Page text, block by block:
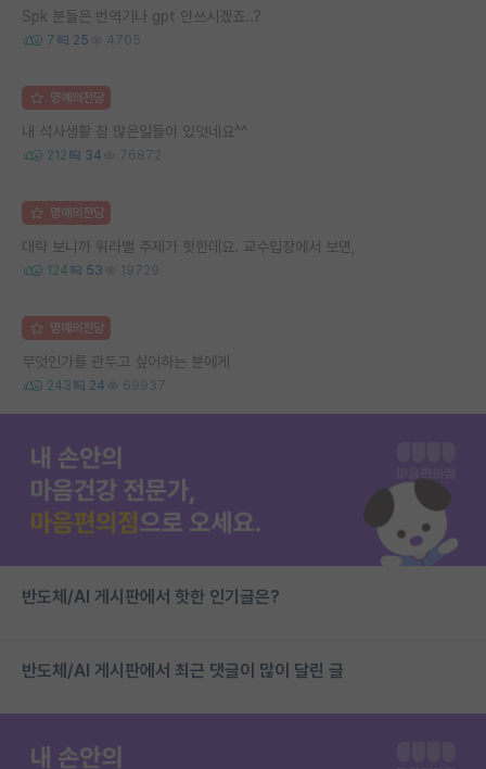
Spk 분들은 번역기나 gpt 안쓰시겠죠..?
7 25 4705
명예의전당
내 석사생활 참 많은일들이 있엇네요^^
212 34 76872
명예의전당
대략 보니까 워라밸 주제가 핫한데요. 교수입장에서 보면,
124 53 19729
명예의전당
무엇인가를 관두고 싶어하는 분에게
243 24 69937
반도체/AI 게시판에서 핫한 인기글은?
반도체/AI 게시판에서 최근 댓글이 많이 달린 글